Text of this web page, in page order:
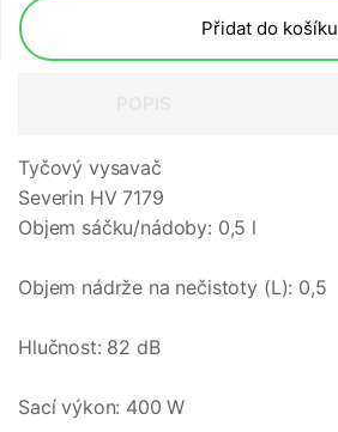
Přidat do košíku
Tyčový vysavač
Severin HV 7179
Objem sáčku/nádoby: 0,5 l
Objem nádrže na nečistoty (L): 0,5
Hlučnost: 82 dB
Sací výkon: 400 W